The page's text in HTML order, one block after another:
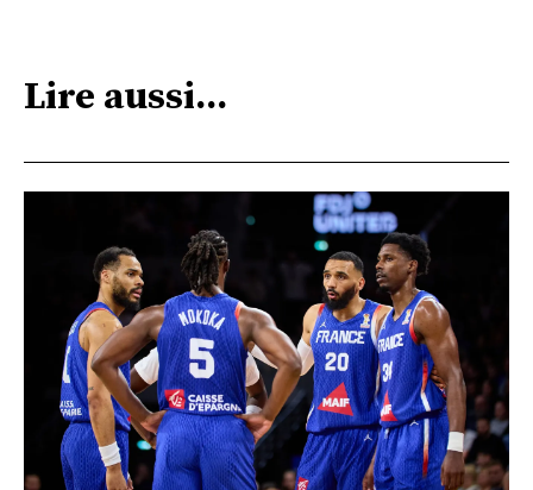
Lire aussi...